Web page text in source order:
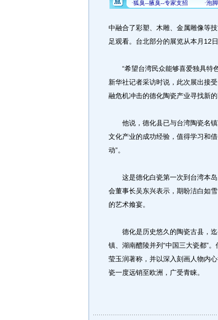
中融合了彩塑、木雕、金属雕像等
足观看。台北部分的展览从本月12
“希望台湾民众能够喜爱独具特
新华社记者采访时说，此次展出接
融危机冲击的德化陶瓷产业寻找新
他说，德化县已与台湾陶瓷名镇
文化产业的成功经验，值得学习和
动”。
这是德化白瓷第一次到台湾本岛
会董事长吴东兴表示，期盼洁白如
的艺术飨宴。
德化是历史悠久的陶瓷古县，迄
镇、湖南醴陵并列“中国三大瓷都”
莹玉润著称，并以深入刻画人物内
瓷一度远销至欧洲，广受青睐。